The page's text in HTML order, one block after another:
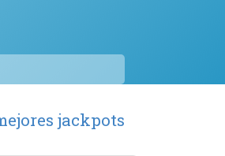
jackpots